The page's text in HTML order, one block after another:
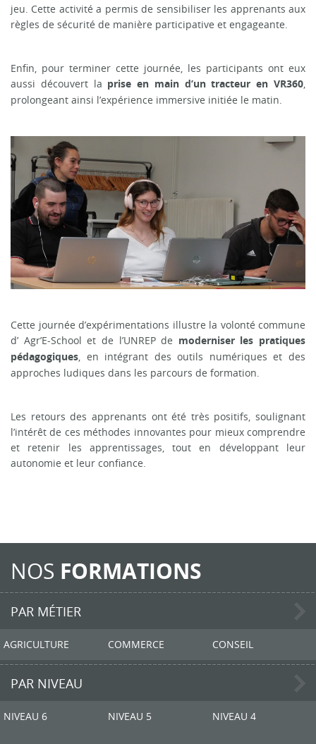
jeu. Cette activité a permis de sensibiliser les apprenants aux
règles de sécurité de manière participative et engageante.
Enfin, pour terminer cette journée, les participants ont eux
aussi découvert la prise en main d’un tracteur en VR360
prolongeant ainsi l’expérience immersive initiée le matin.
Cette journée d’expérimentations illustre la volonté commune
d’ Agr’E-School et de l’UNREP de moderniser les pratiques
pédagogiques, en intégrant des outils numériques et des
approches ludiques dans les parcours de formation.
Les retours des apprenants ont été très positifs, soulignant
l’intérêt de ces méthodes innovantes pour mieux comprendre
et retenir les apprentissages, tout en développant leur
autonomie et leur confiance.
NOS FORMATIONS
PAR MÉTIER
AGRICULTURE COMMERCE CONSEIL
PAR NIVEAU
NIVEAU 6 NIVEAU 5 NIVEAU 4